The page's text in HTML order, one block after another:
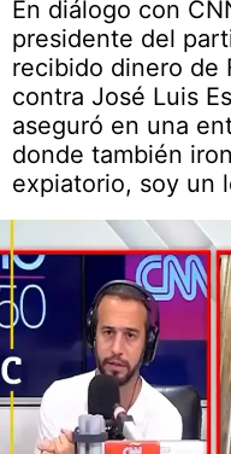
En diálogo con
presidente del
recibido dinero de
contra José Luis
aseguró en una
donde también
expiatorio, soy un